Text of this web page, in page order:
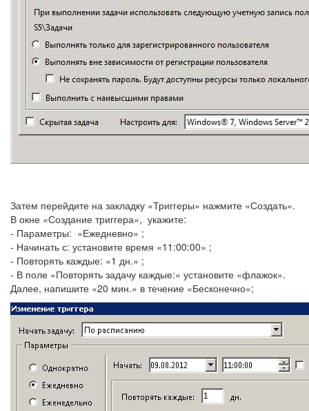
Затем перейдите на закладку «Триггеры» нажмите «Создать».
В окне «Создание триггера», укажите:
- Параметры: «Ежедневно» ;
- Начинать с: установите время «11:00:00» ;
- Повторять каждые: «1 дн.» ;
- В поле «Повторять задачу каждые:» установите «флажок».
Далее, напишите «20 мин.» в течение «Бесконечно»;